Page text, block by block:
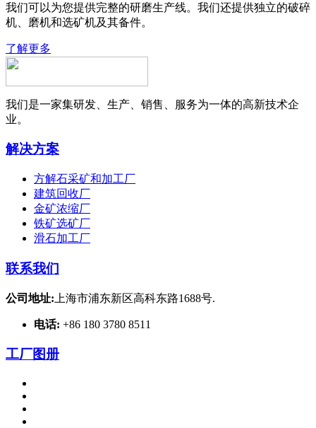
我们可以为您提供完整的研磨生产线。我们还提供独立的破碎
机、磨机和选矿机及其备件。
了解更多
我们是一家集研发、生产、销售、服务为一体的高新技术企
业。
解决方案
方解石采矿和加工厂
建筑回收厂
金矿浓缩厂
铁矿选矿厂
滑石加工厂
联系我们
公司地址: 上海市浦东新区高科东路1688号.
电话: +86 180 3780 8511
工厂图册